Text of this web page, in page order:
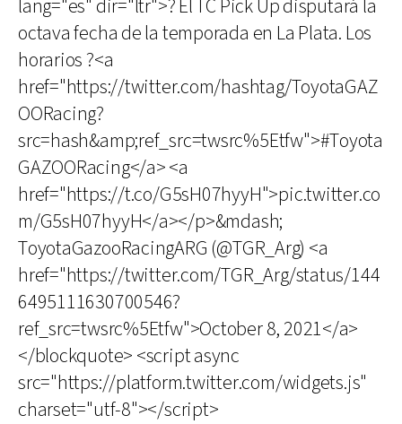
lang="es" dir="ltr">? El TC Pick Up disputará la
octava fecha de la temporada en La Plata. Los
horarios ?<a
href="https://twitter.com/hashtag/ToyotaGAZ
OORacing?
src=hash&amp;ref_src=twsrc%5Etfw">#Toyota
GAZOORacing</a> <a
href="https://t.co/G5sH07hyyH">pic.twitter.co
m/G5sH07hyyH</a></p>&mdash;
ToyotaGazooRacingARG (@TGR_Arg) <a
href="https://twitter.com/TGR_Arg/status/144
6495111630700546?
ref_src=twsrc%5Etfw">October 8, 2021</a>
</blockquote> <script async
src="https://platform.twitter.com/widgets.js"
charset="utf-8"></script>